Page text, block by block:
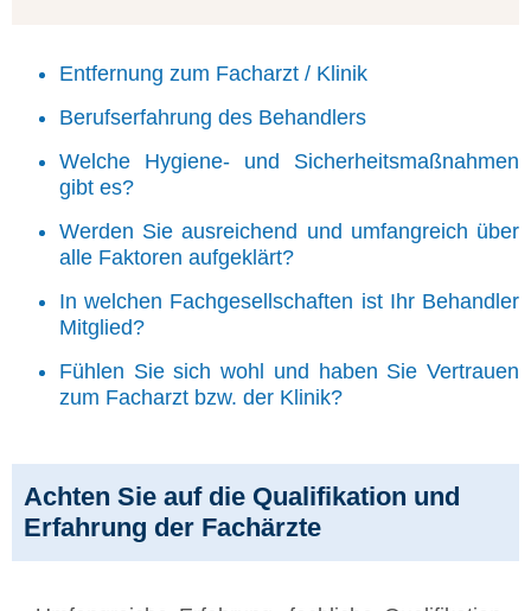
Entfernung zum Facharzt / Klinik
Berufserfahrung des Behandlers
Welche Hygiene- und Sicherheitsmaßnahmen
gibt es?
Werden Sie ausreichend und umfangreich über
alle Faktoren aufgeklärt?
In welchen Fachgesellschaften ist Ihr Behandler
Mitglied?
Fühlen Sie sich wohl und haben Sie Vertrauen
zum Facharzt bzw. der Klinik?
Achten Sie auf die Qualifikation und
Erfahrung der Fachärzte